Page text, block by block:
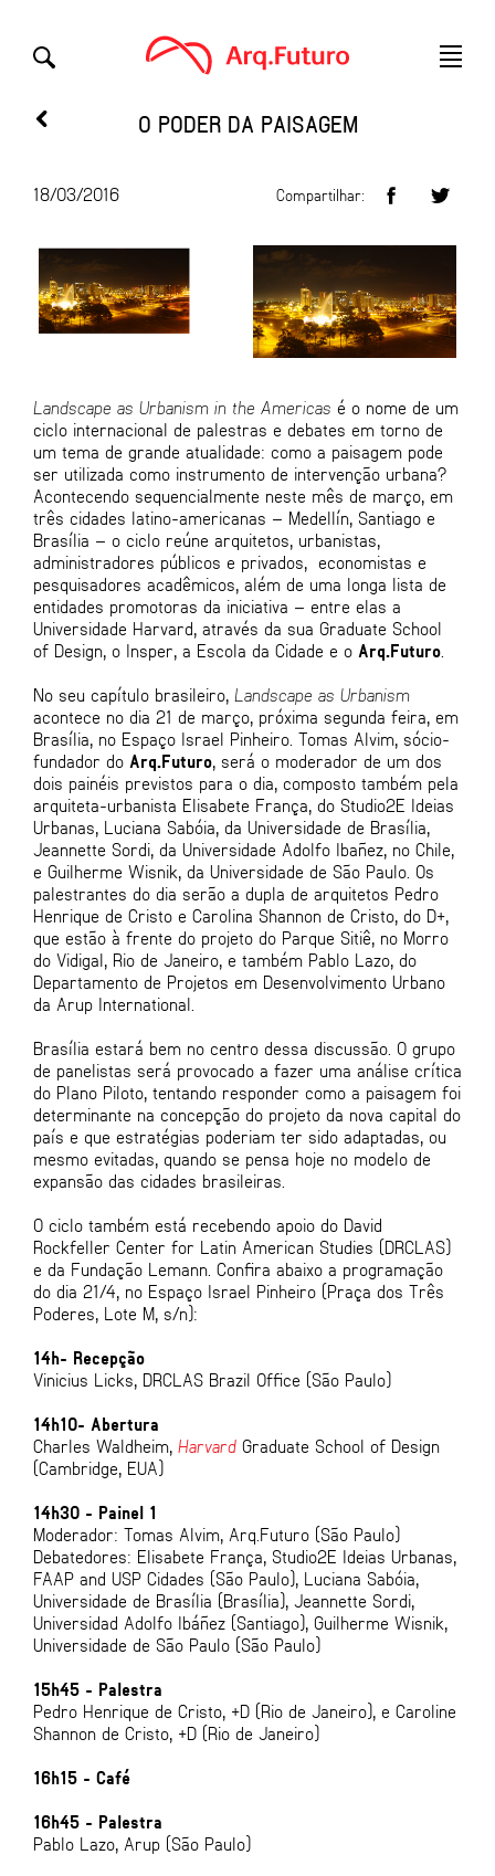
O PODER DA PAISAGEM
18/03/2016 Compartilhar:
Landscape as Urbanism in the Americas é o nome de um
ciclo internacional de palestras e debates em torno de
um tema de grande atualidade: como a paisagem pode
ser utilizada como instrumento de intervenção urbana?
Acontecendo sequencialmente neste mês de março, em
três cidades latino-americanas – Medellín, Santiago e
Brasília – o ciclo reúne arquitetos, urbanistas,
administradores públicos e privados, economistas e
pesquisadores acadêmicos, além de uma longa lista de
entidades promotoras da iniciativa – entre elas a
Universidade Harvard, através da sua Graduate School
of Design, o Insper, a Escola da Cidade e o Arq.Futuro
No seu capítulo brasileiro, Landscape as Urbanism
acontece no dia 21 de março, próxima segunda feira, em
Brasília, no Espaço Israel Pinheiro. Tomas Alvim, sócio-
fundador do Arq.Futuro, será o moderador de um dos
dois painéis previstos para o dia, composto também pela
arquiteta-urbanista Elisabete França, do Studio2E Ideias
Urbanas, Luciana Sabóia, da Universidade de Brasília,
Jeannette Sordi, da Universidade Adolfo Ibañez, no Chile,
e Guilherme Wisnik, da Universidade de São Paulo. Os
palestrantes do dia serão a dupla de arquitetos Pedro
Henrique de Cristo e Carolina Shannon de Cristo, do D+,
que estão à frente do projeto do Parque Sitiê, no Morro
do Vidigal, Rio de Janeiro, e também Pablo Lazo, do
Departamento de Projetos em Desenvolvimento Urbano
da Arup International.
Brasília estará bem no centro dessa discussão. O grupo
de panelistas será provocado a fazer uma análise crítica
do Plano Piloto, tentando responder como a paisagem foi
determinante na concepção do projeto da nova capital do
país e que estratégias poderiam ter sido adaptadas, ou
mesmo evitadas, quando se pensa hoje no modelo de
expansão das cidades brasileiras.
O ciclo também está recebendo apoio do David
Rockfeller Center for Latin American Studies (DRCLAS)
e da Fundação Lemann. Confira abaixo a programação
do dia 21/4, no Espaço Israel Pinheiro (Praça dos Três
Poderes, Lote M, s/n):
14h- Recepção
Vinicius Licks, DRCLAS Brazil Office (São Paulo)
14h10- Abertura
Charles Waldheim, Harvard Graduate School of Design
(Cambridge, EUA)
14h30 - Painel 1
Moderador: Tomas Alvim, Arq.Futuro (São Paulo)
Debatedores: Elisabete França, Studio2E Ideias Urbanas,
FAAP and USP Cidades (São Paulo), Luciana Sabóia,
Universidade de Brasília (Brasília), Jeannette Sordi,
Universidad Adolfo Ibáñez (Santiago), Guilherme Wisnik,
Universidade de São Paulo (São Paulo)
15h45 - Palestra
Pedro Henrique de Cristo, +D (Rio de Janeiro), e Caroline
Shannon de Cristo, +D (Rio de Janeiro)
16h15 - Café
16h45 - Palestra
Pablo Lazo, Arup (São Paulo)